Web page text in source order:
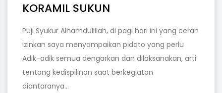
KORAMIL SUKUN
Puji Syukur Alhamdulillah, di pagi hari ini yang cerah
izinkan saya menyampaikan pidato yang perlu
Adik-adik semua dengarkan dan dilaksanakan, arti
tentang kedispilinan saat berkegiatan
diantaranya...